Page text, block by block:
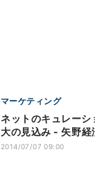
マーケティング
ネットのキュレー
大の見込み - 矢野経
2014/07/07 09:00